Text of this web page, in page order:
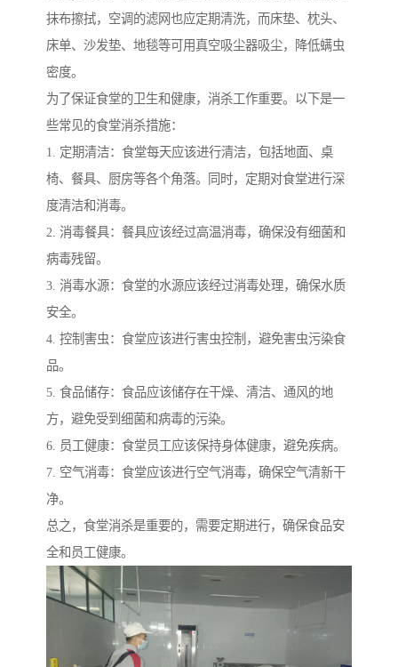
抹布擦拭，空调的滤网也应定期清洗，而床垫、枕头、
床单、沙发垫、地毯等可用真空吸尘器吸尘，降低螨虫
密度。
为了保证食堂的卫生和健康，消杀工作重要。以下是一
些常见的食堂消杀措施：
1. 定期清洁：食堂每天应该进行清洁，包括地面、桌
椅、餐具、厨房等各个角落。同时，定期对食堂进行深
度清洁和消毒。
2. 消毒餐具：餐具应该经过高温消毒，确保没有细菌和
病毒残留。
3. 消毒水源：食堂的水源应该经过消毒处理，确保水质
安全。
4. 控制害虫：食堂应该进行害虫控制，避免害虫污染食
品。
5. 食品储存：食品应该储存在干燥、清洁、通风的地
方，避免受到细菌和病毒的污染。
6. 员工健康：食堂员工应该保持身体健康，避免疾病。
7. 空气消毒：食堂应该进行空气消毒，确保空气清新干
净。
总之，食堂消杀是重要的，需要定期进行，确保食品安
全和员工健康。